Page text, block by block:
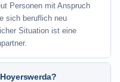
Personen mit Anspruch
sich beruflich neu
Situation ist eine